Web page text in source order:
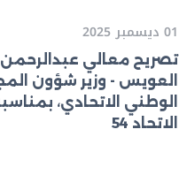
01 ديسمبر 2025
تصريح معالي
العويس - وزير شؤون
الوطني الاتحادي،
الاتحاد 54